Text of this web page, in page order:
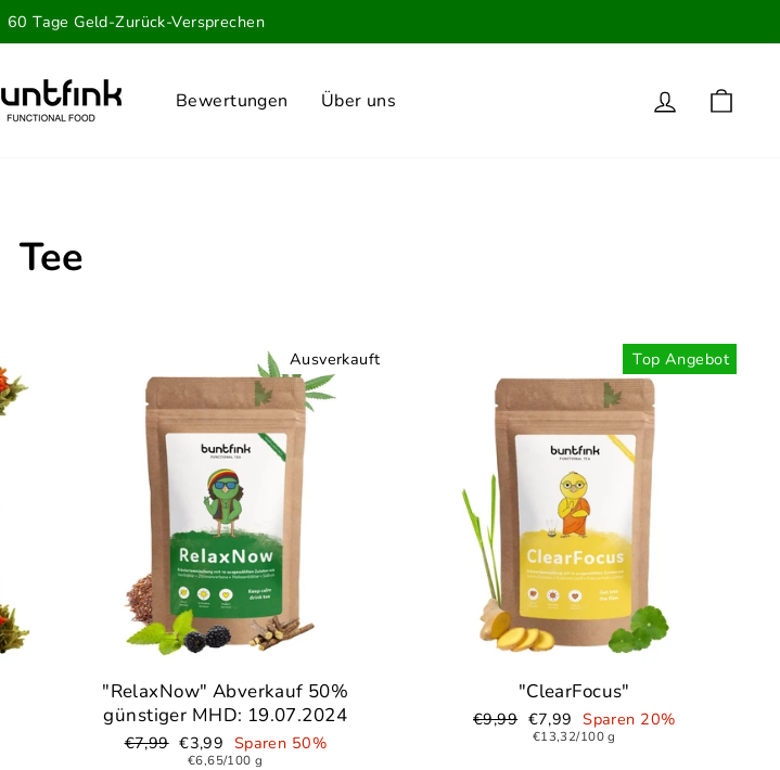
Pause
Diashow
60 Tage Geld-Zurück-Versprechen
Bewertungen Über uns Einloggen
Tee
Ausverkauft
"RelaxNow" Abverkauf 50%
günstiger MHD: 19.07.2024
Normaler
€7,99 Sonderpreis
€3,99 Sparen 50%
€6,65/100 g
Top Angebot
"ClearFocus"
Normaler
€9,99 Sonderpreis
€7,99 Sparen 20%
€13,32/100 g